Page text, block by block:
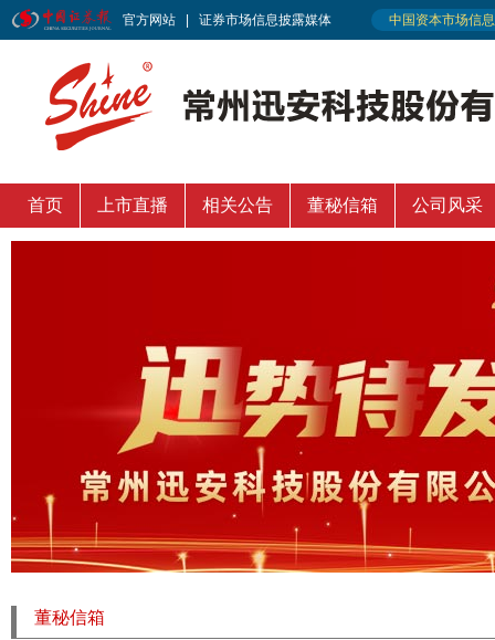
首页 上市直播 相关公告 董秘信箱 公司风采
董秘信箱